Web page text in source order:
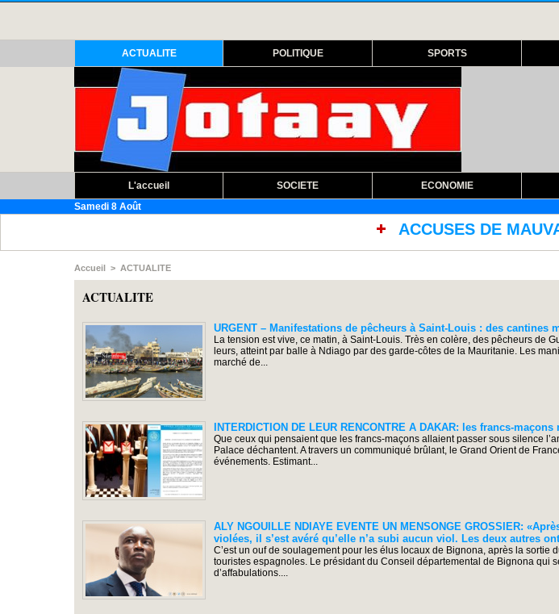
ACTUALITE POLITIQUE SPORTS
L'accueil SOCIETE ECONOMIE
Samedi 8 Août
ACCUSES DE MAUVAISES
Accueil > ACTUALITE
ACTUALITE
URGENT – Manifestations de pêcheurs à Saint-Louis : des cantines
La tension est vive, ce matin, à Saint-Louis. Très en colère, des pêcheurs de
leurs, atteint par balle à Ndiago par des garde-côtes de la Mauritanie. Les
marché de...
INTERDICTION DE LEUR RENCONTRE A DAKAR: les francs-
Que ceux qui pensaient que les francs-maçons allaient passer sous silence
Palace déchantent. A travers un communiqué brûlant, le Grand Orient de
événements. Estimant...
ALY NGOUILLE NDIAYE EVENTE UN MENSONGE GROSSIER:
violées, il s’est avéré qu’elle n’a subi aucun viol. Les deux autres
C’est un ouf de soulagement pour les élus locaux de Bignona, après la sortie
touristes espagnoles. Le présidant du Conseil départemental de Bignona qui
d’affabulations....